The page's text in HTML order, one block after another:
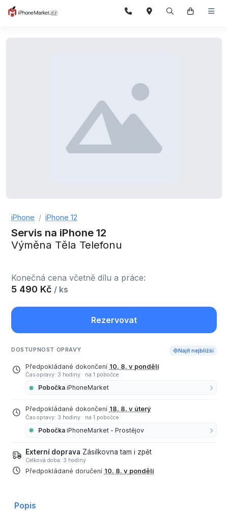
iPhone iPhone 12
Servis na iPhone 12
Výměna Těla Telefonu
Konečná cena včetně dílu a práce:
5 490 Kč / ks
Rezervovat
DOSTUPNOST OPRAVY Najít nejbližší
Předpokládané dokončení 10. 8. v pondělí
Čas opravy: 3 hodiny · na 1 pobočce
Pobočka iPhoneMarket
Předpokládané dokončení 18. 8. v úterý
Čas opravy: 3 hodiny · na 1 pobočce
Pobočka iPhoneMarket - Prostějov
Externí doprava Zásilkovna tam i zpět
Celková doba: 3 hodiny
Předpokládané doručení 10. 8. v pondělí
Popis